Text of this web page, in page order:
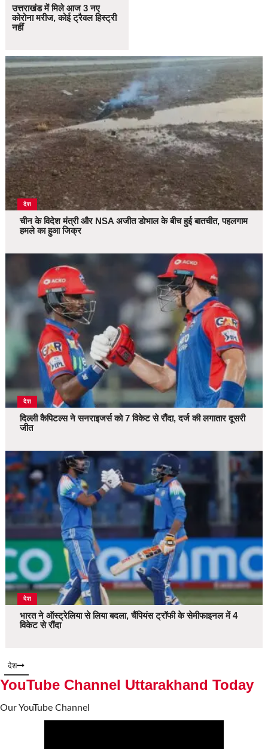
उत्तराखंड में मिले आज 3 नए
कोरोना मरीज, कोई ट्रैवल हिस्ट्री
नहीं
देश
चीन के विदेश मंत्री और NSA अजीत डोभाल के बीच हुई बातचीत, पहलगाम
हमले का हुआ जिक्र
देश
दिल्ली कैपिटल्स ने सनराइजर्स को 7 विकेट से रौंदा, दर्ज की लगातार दूसरी
जीत
देश
भारत ने ऑस्ट्रेलिया से लिया बदला, चैंपियंस ट्रॉफी के सेमीफाइनल में 4
विकेट से रौंदा
देश
YouTube Channel Uttarakhand Today
Our YouTube Channel